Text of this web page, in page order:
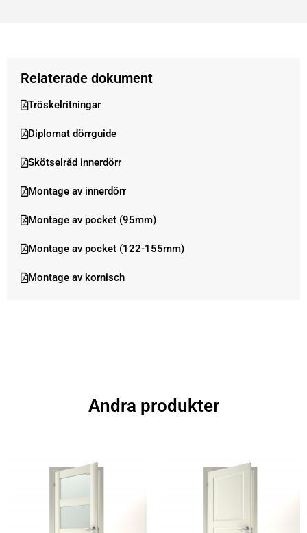
Relaterade dokument
Tröskelritningar
Diplomat dörrguide
Skötselråd innerdörr
Montage av innerdörr
Montage av pocket (95mm)
Montage av pocket (122-155mm)
Montage av kornisch
Andra produkter